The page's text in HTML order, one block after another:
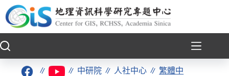
至
要
∥ ∥ 中研院 ∥ 人社中心 ∥繁體中